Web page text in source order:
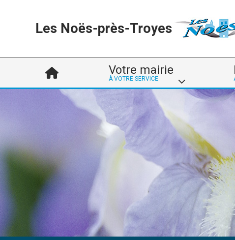
Les Noës-près-Troyes
Votre mairie
À VOTRE SERVICE